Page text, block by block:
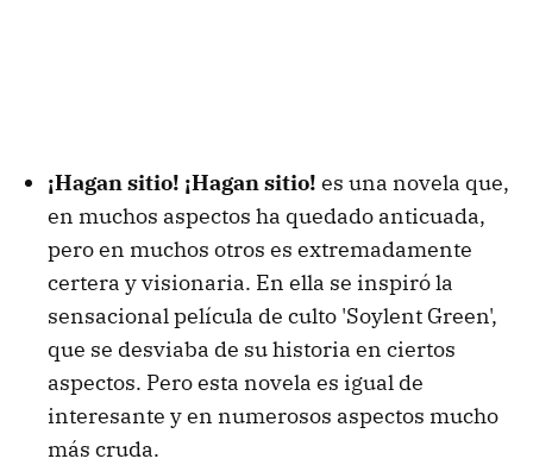
¡Hagan sitio! ¡Hagan sitio! es una novela que,
en muchos aspectos ha quedado anticuada,
pero en muchos otros es extremadamente
certera y visionaria. En ella se inspiró la
sensacional película de culto 'Soylent Green',
que se desviaba de su historia en ciertos
aspectos. Pero esta novela es igual de
interesante y en numerosos aspectos mucho
más cruda.